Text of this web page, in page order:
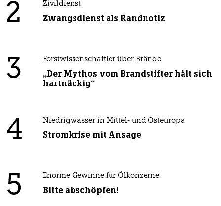
2 Zivildienst
Zwangsdienst als Randnotiz
3 Forstwissenschaftler über Brände
„Der Mythos vom Brandstifter hält sich
hartnäckig“
4 Niedrigwasser in Mittel- und Osteuropa
Stromkrise mit Ansage
5 Enorme Gewinne für Ölkonzerne
Bitte abschöpfen!